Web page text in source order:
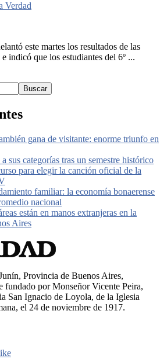
Verdad
este martes los resultados de las
indicó que los estudiantes del 6º ...
Buscar
gana de visitante: enorme triunfo en
sus categorías tras un semestre histórico
para elegir la canción oficial de la
familiar: la economía bonaerense
nacional
están en manos extranjeras en la
Aires
Provincia de Buenos Aires,
fundado por Monseñor Vicente Peira,
San Ignacio de Loyola, de la Iglesia
el 24 de noviembre de 1917.